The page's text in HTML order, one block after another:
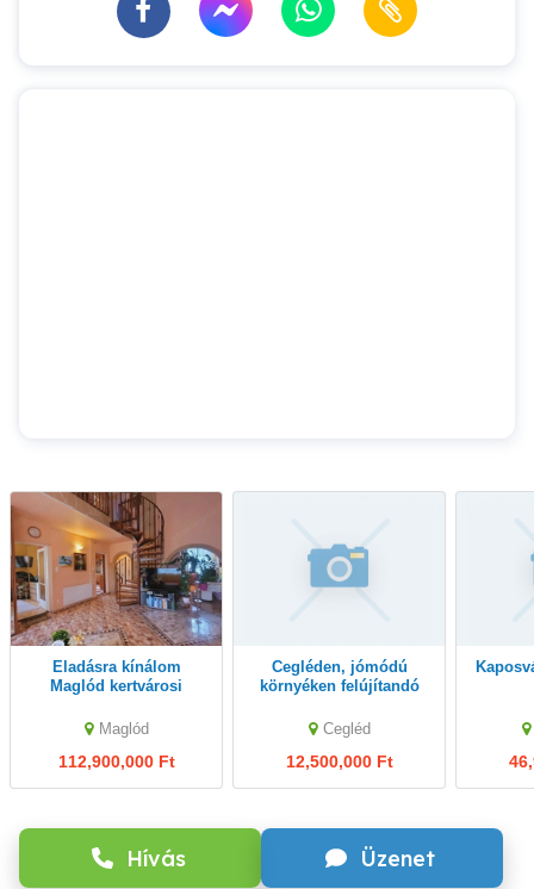
Hívás Üzenet
Eladásra kínálom
Maglód kertvárosi
hangulatú családi
házama
Maglód
112,900,000 Ft
Cegléden, jómódú
környéken felújítandó
ELADÓ
Cegléd
12,500,000 Ft
Kaposvár,közeli családi